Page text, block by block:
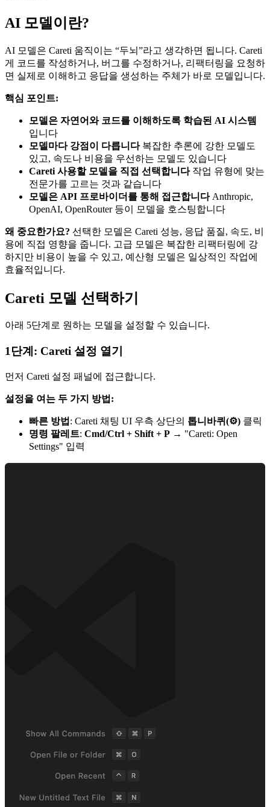
AI 모델이란?
AI 모델은 Careti 움직이는 “두뇌”라고 생각하면 됩니다. Careti
게 코드를 작성하거나, 버그를 수정하거나, 리팩터링을 요청하
면 실제로 이해하고 응답을 생성하는 주체가 바로 모델입니다.
핵심 포인트:
모델은 자연어와 코드를 이해하도록 학습된 AI 시스템
입니다
모델마다 강점이 다릅니다복잡한 추론에 강한 모델도
있고, 속도나 비용을 우선하는 모델도 있습니다
Careti 사용할 모델을 직접 선택합니다작업 유형에 맞는
전문가를 고르는 것과 같습니다
모델은 API 프로바이더를 통해 접근합니다Anthropic,
OpenAI, OpenRouter 등이 모델을 호스팅합니다
왜 중요한가요? 선택한 모델은 Careti 성능, 응답 품질, 속도, 비
용에 직접 영향을 줍니다. 고급 모델은 복잡한 리팩터링에 강
하지만 비용이 높을 수 있고, 예산형 모델은 일상적인 작업에
효율적입니다.
Careti 모델 선택하기
아래 5단계로 원하는 모델을 설정할 수 있습니다.
1단계: Careti 설정 열기
먼저 Careti 설정 패널에 접근합니다.
설정을 여는 두 가지 방법:
빠른 방법 : Careti 채팅 UI 우측 상단의 톱니바퀴(⚙️) 클릭
명령 팔레트: Cmd/Ctrl + Shift + P → "Careti: Open
Settings" 입력